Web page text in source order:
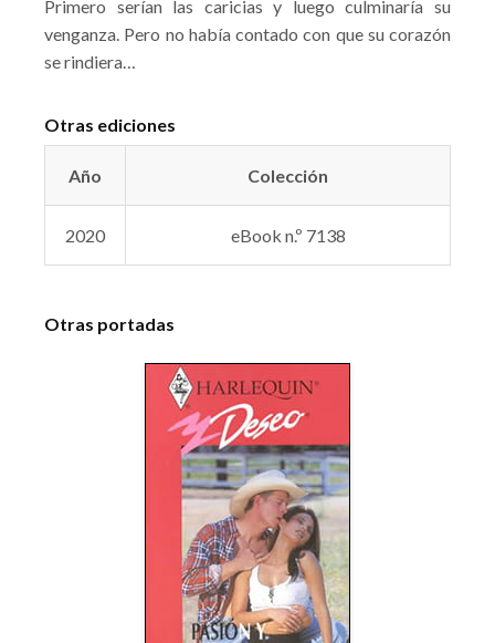
Primero serían las caricias y luego culminaría su
venganza. Pero no había contado con que su corazón
se rindiera…
Otras ediciones
Año Colección
2020 eBook n.º 7138
Otras portadas